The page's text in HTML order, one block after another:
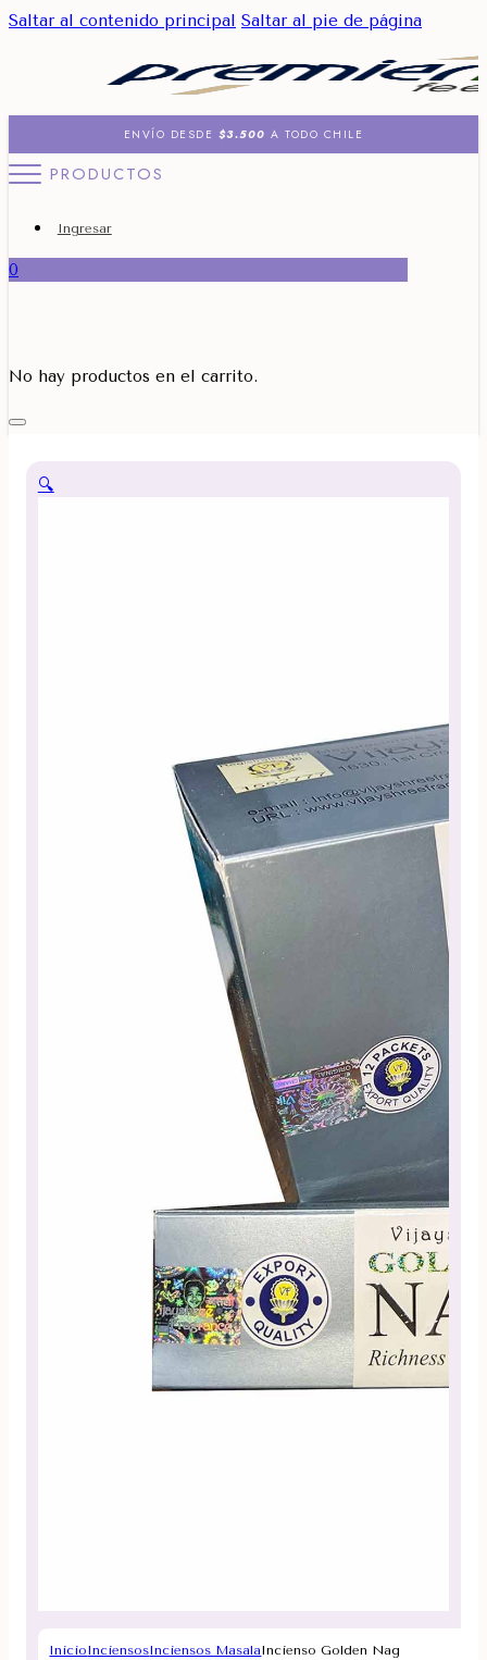
Saltar al contenido principal Saltar al pie de página
ENVÍO DESDE $3.500 A TODO CHILE
PRODUCTOS
Ingresar
0
No hay productos en el carrito.
🔍
InicioInciensosInciensos MasalaIncienso Golden Nag